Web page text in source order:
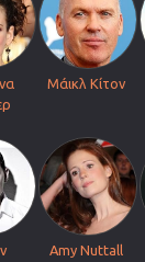
Μάικλ Κίτον
Amy Nuttall